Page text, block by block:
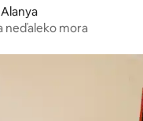
neďaleko mora